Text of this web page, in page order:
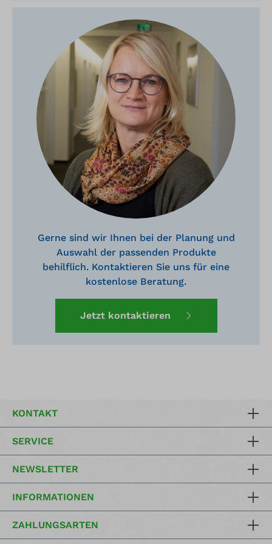
Gerne sind wir Ihnen bei der Planung und
Auswahl der passenden Produkte
behilflich. Kontaktieren Sie uns für eine
kostenlose Beratung.
Jetzt kontaktieren
KONTAKT
SERVICE
NEWSLETTER
INFORMATIONEN
ZAHLUNGSARTEN